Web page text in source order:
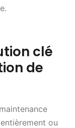
clé
de
ou